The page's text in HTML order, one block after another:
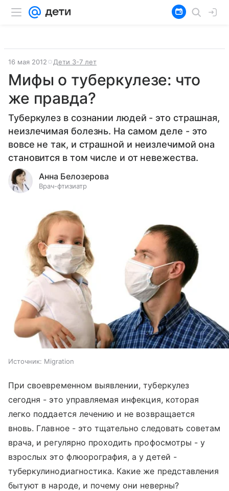
16 мая 2012 Дети 3-7 лет
Мифы о туберкулезе: что
же правда?
Туберкулез в сознании людей - это страшная,
неизлечимая болезнь. На самом деле - это
вовсе не так, и страшной и неизлечимой она
становится в том числе и от невежества.
Анна Белозерова
Врач-фтизиатр
Источник: Migration
При своевременном выявлении, туберкулез
сегодня - это управляемая инфекция, которая
легко поддается лечению и не возвращается
вновь. Главное - это тщательно следовать советам
врача, и регулярно проходить профосмотры - у
взрослых это флюорография, а у детей -
туберкулинодиагностика. Какие же представления
бытуют в народе, и почему они неверны?